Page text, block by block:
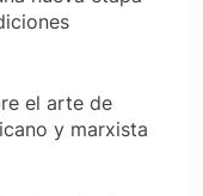
el arte de
y marxista